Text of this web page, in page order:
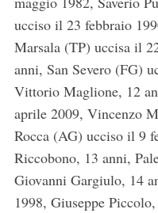
ucciso il 23 febbraio
Marsala (TP) uccisa il
anni, San Severo (FG)
Vittorio Maglione, 12
aprile 2009, Vincenzo
Rocca (AG) ucciso il 9
Riccobono, 13 anni,
Giovanni Gargiulo, 14
1998, Giuseppe
S
e
a